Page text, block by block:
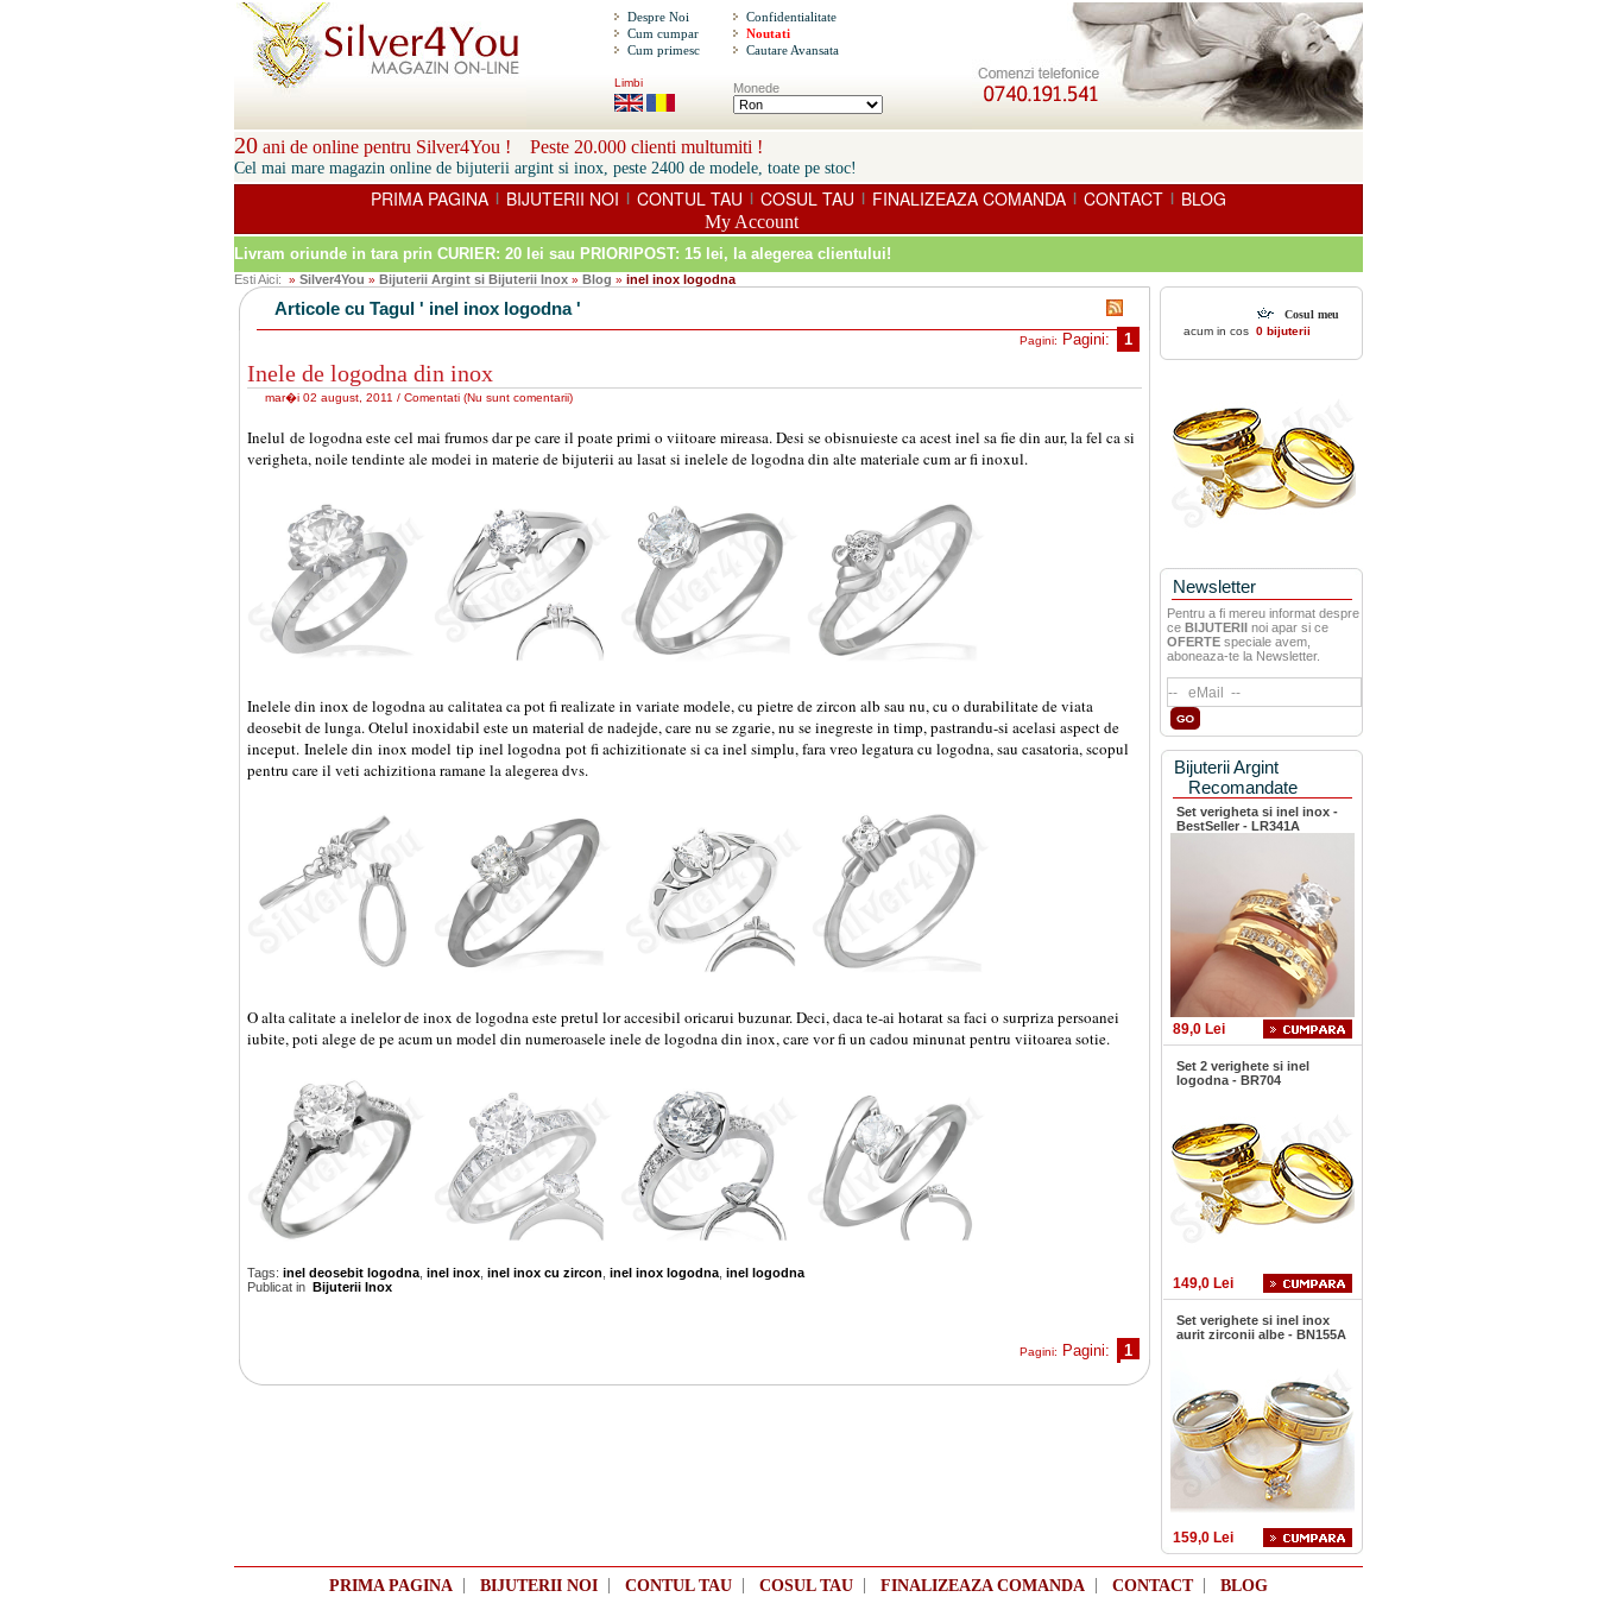
Despre Noi
Cum cumpar
Cum primesc
Confidentialitate
Noutati
Cautare Avansata
Limbi Monede
20 ani de online pentru Silver4You ! Peste 20.000 clienti multumiti !
Cel mai mare magazin online de bijuterii argint si inox, peste 2400 de modele, toate pe stoc!
PRIMA PAGINA | BIJUTERII NOI | CONTUL TAU | COSUL TAU | FINALIZEAZA COMANDA | CONTACT | BLOG
My Account
Livram oriunde in tara prin CURIER: 20 lei sau PRIORIPOST: 15 lei, la alegerea clientului!
Esti Aici: » Silver4You » Bijuterii Argint si Bijuterii Inox » Blog » inel inox logodna
Articole cu Tagul ' inel inox logodna '
Pagini: Pagini: 1
Inele de logodna din inox
mar�i 02 august, 2011 / Comentati (Nu sunt comentarii)
Inelul de logodna este cel mai frumos dar pe care il poate primi o viitoare mireasa. Desi se obisnuieste ca acest inel sa fie din aur, la fel ca si
verigheta, noile tendinte ale modei in materie de bijuterii au lasat si inelele de logodna din alte materiale cum ar fi inoxul.
Inelele din inox de logodna au calitatea ca pot fi realizate in variate modele, cu pietre de zircon alb sau nu, cu o durabilitate de viata
deosebit de lunga. Otelul inoxidabil este un material de nadejde, care nu se zgarie, nu se inegreste in timp, pastrandu-si acelasi aspect de
inceput. Inelele din inox model tip inel logodna pot fi achizitionate si ca inel simplu, fara vreo legatura cu logodna, sau casatoria, scopul
pentru care il veti achizitiona ramane la alegerea dvs.
O alta calitate a inelelor de inox de logodna este pretul lor accesibil oricarui buzunar. Deci, daca te-ai hotarat sa faci o surpriza persoanei
iubite, poti alege de pe acum un model din numeroasele inele de logodna din inox, care vor fi un cadou minunat pentru viitoarea sotie.
Tags: inel deosebit logodna inel inox inel inox cu zircon inel inox logodna inel logodna
Publicat in Bijuterii Inox
Pagini: Pagini: 1
Cosul meu
acum in cos 0 bijuterii
Newsletter
Pentru a fi mereu informat despre
ce BIJUTERII noi apar si ce
OFERTE speciale avem,
aboneaza-te la Newsletter.
Bijuterii Argint
Recomandate
Set verigheta si inel inox -
BestSeller - LR341A
89,0 Lei
Set 2 verighete si inel
logodna - BR704
149,0 Lei
Set verighete si inel inox
aurit zirconii albe - BN155A
159,0 Lei
PRIMA PAGINA BIJUTERII NOI CONTUL TAU COSUL TAU FINALIZEAZA COMANDA CONTACT| BLOG